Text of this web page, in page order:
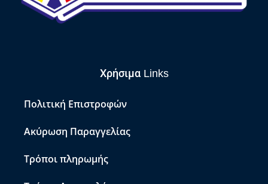
Χρήσιμα Links
Πολιτική Επιστροφών
Ακύρωση Παραγγελίας
Τρόποι πληρωμής